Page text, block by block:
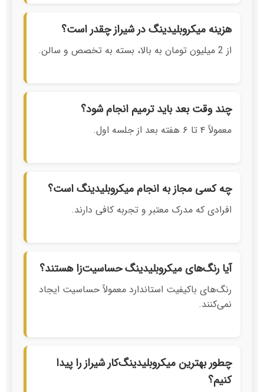
هزینه میکروبلیدینگ در شیراز چقدر است؟
از 2 میلیون تومان به بالا، بسته به تخصص و سالن.
چند وقت بعد باید ترمیم انجام شود؟
معمولاً ۴ تا ۶ هفته بعد از جلسه اول.
چه کسی مجاز به انجام میکروبلیدینگ است؟
افرادی که مدرک معتبر و تجربه کافی دارند.
آیا رنگ‌های میکروبلیدینگ حساسیت‌زا هستند؟
رنگ‌های باکیفیت استاندارد معمولاً حساسیت ایجاد
نمی‌کنند.
چطور بهترین میکروبلیدینگ‌کار شیراز را پیدا
کنیم؟